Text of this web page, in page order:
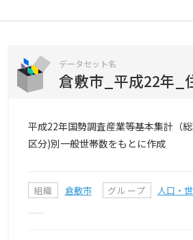
データセット名
倉敷市_平成22年_
平成22年国勢調査産業等基本集計（
区分)別一般世帯数をもとに作成
組織 倉敷市 グループ 人口・